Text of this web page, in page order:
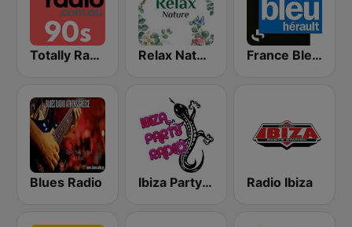
Totally Radio 90s Relax Nature France Bleu Hérault
Blues Radio Ibiza Party Radio Radio Ibiza